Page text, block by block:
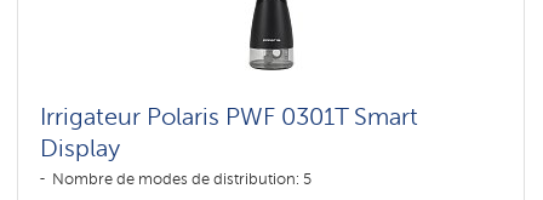
Irrigateur Polaris PWF 0301T Smart
Display
Nombre de modes de distribution: 5